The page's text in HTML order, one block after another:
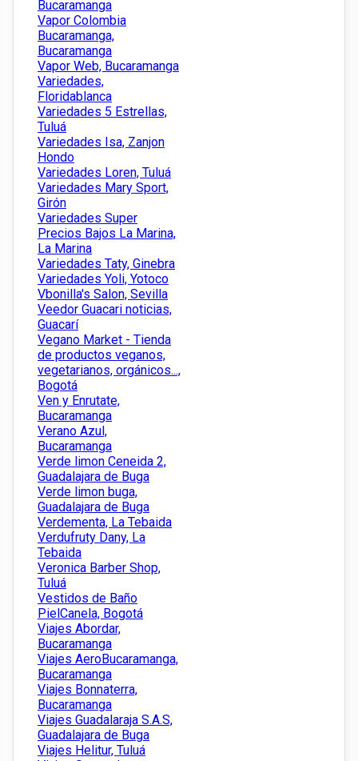
Bucaramanga
Vapor Colombia
Bucaramanga,
Bucaramanga
Vapor Web, Bucaramanga
Variedades,
Floridablanca
Variedades 5 Estrellas,
Tuluá
Variedades Isa, Zanjon
Hondo
Variedades Loren, Tuluá
Variedades Mary Sport,
Girón
Variedades Super
Precios Bajos La Marina,
La Marina
Variedades Taty, Ginebra
Variedades Yoli, Yotoco
Vbonilla's Salon, Sevilla
Veedor Guacari noticias,
Guacarí
Vegano Market - Tienda
de productos veganos,
vegetarianos, orgánicos...,
Bogotá
Ven y Enrutate,
Bucaramanga
Verano Azul,
Bucaramanga
Verde limon Ceneida 2,
Guadalajara de Buga
Verde limon buga,
Guadalajara de Buga
Verdementa, La Tebaida
Verdufruty Dany, La
Tebaida
Veronica Barber Shop,
Tuluá
Vestidos de Baño
PielCanela, Bogotá
Viajes Abordar,
Bucaramanga
Viajes AeroBucaramanga,
Bucaramanga
Viajes Bonnaterra,
Bucaramanga
Viajes Guadalaraja S.A.S,
Guadalajara de Buga
Viajes Helitur, Tuluá